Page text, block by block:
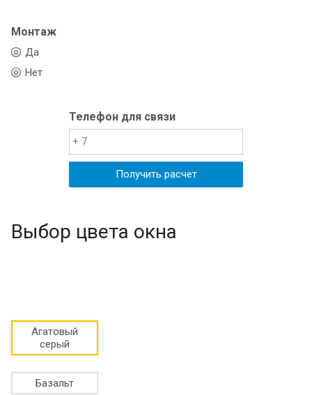
Монтаж
Да
Нет
Телефон для связи
Выбор цвета окна
Агатовый
серый
Базальт